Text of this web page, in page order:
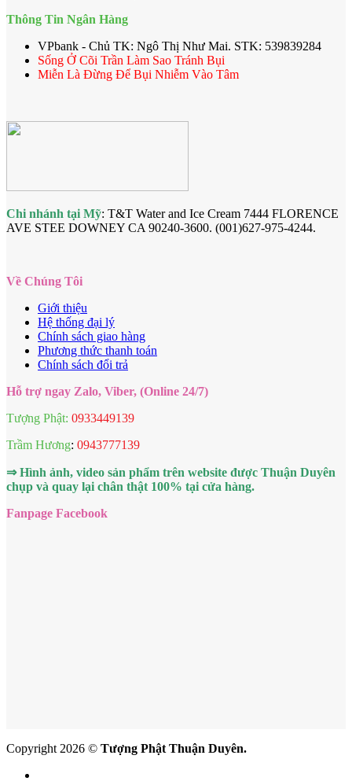
Thông Tin Ngân Hàng
VPbank - Chủ TK: Ngô Thị Như Mai. STK: 539839284
Sống Ở Cõi Trần Làm Sao Tránh Bụi
Miễn Là Đừng Để Bụi Nhiễm Vào Tâm
Chi nhánh tại Mỹ: T&T Water and Ice Cream 7444 FLORENCE
AVE STEE DOWNEY CA 90240-3600. (001)627-975-4244.
Về Chúng Tôi
Giới thiệu
Hệ thống đại lý
Chính sách giao hàng
Phương thức thanh toán
Chính sách đổi trả
Hỗ trợ ngay Zalo, Viber, (Online 24/7)
Tượng Phật: 0933449139
Trầm Hương: 0943777139
⇒ Hình ảnh, video sản phẩm trên website được Thuận Duyên
chụp và quay lại chân thật 100% tại cửa hàng.
Fanpage Facebook
Copyright 2026 © Tượng Phật Thuận Duyên.